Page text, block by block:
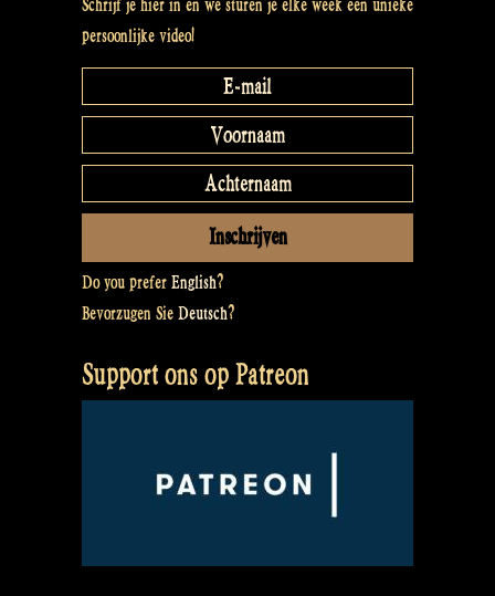
Schrijf je hier in en we sturen je elke week een unieke
persoonlijke video!
Do you prefer English?
Bevorzugen Sie Deutsch?
Support ons op Patreon